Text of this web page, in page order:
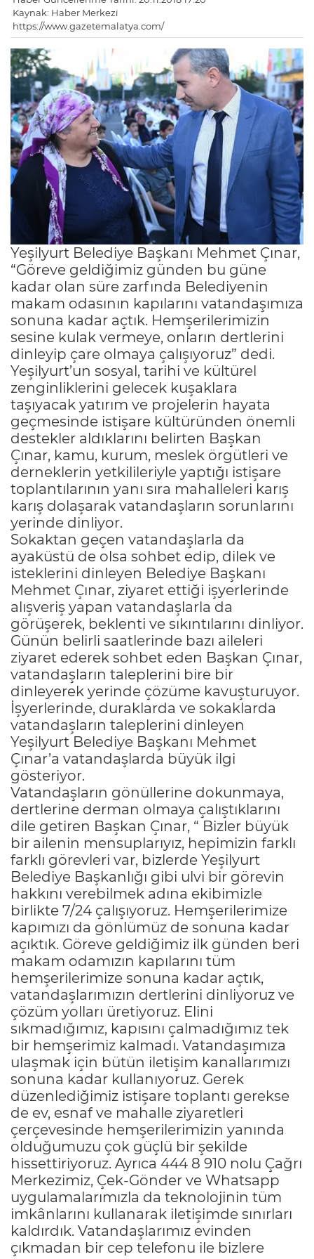
Kaynak: Haber Merkezi
https://www.gazetemalatya.com/
Yeşilyurt Belediye Başkanı Mehmet Çınar,
“Göreve geldiğimiz günden bu güne
kadar olan süre zarfında Belediyenin
makam odasının kapılarını vatandaşımıza
sonuna kadar açtık. Hemşerilerimizin
sesine kulak vermeye, onların dertlerini
dinleyip çare olmaya çalışıyoruz” dedi.
Yeşilyurt’un sosyal, tarihi ve kültürel
zenginliklerini gelecek kuşaklara
taşıyacak yatırım ve projelerin hayata
geçmesinde istişare kültüründen önemli
destekler aldıklarını belirten Başkan
Çınar, kamu, kurum, meslek örgütleri ve
derneklerin yetkilileriyle yaptığı istişare
toplantılarının yanı sıra mahalleleri karış
karış dolaşarak vatandaşların sorunlarını
yerinde dinliyor.
Sokaktan geçen vatandaşlarla da
ayaküstü de olsa sohbet edip, dilek ve
isteklerini dinleyen Belediye Başkanı
Mehmet Çınar, ziyaret ettiği işyerlerinde
alışveriş yapan vatandaşlarla da
görüşerek, beklenti ve sıkıntılarını dinliyor.
Günün belirli saatlerinde bazı aileleri
ziyaret ederek sohbet eden Başkan Çınar,
vatandaşların taleplerini bire bir
dinleyerek yerinde çözüme kavuşturuyor.
İşyerlerinde, duraklarda ve sokaklarda
vatandaşların taleplerini dinleyen
Yeşilyurt Belediye Başkanı Mehmet
Çınar’a vatandaşlarda büyük ilgi
gösteriyor.
Vatandaşların gönüllerine dokunmaya,
dertlerine derman olmaya çalıştıklarını
dile getiren Başkan Çınar, “ Bizler büyük
bir ailenin mensuplarıyız, hepimizin farklı
farklı görevleri var, bizlerde Yeşilyurt
Belediye Başkanlığı gibi ulvi bir görevin
hakkını verebilmek adına ekibimizle
birlikte 7/24 çalışıyoruz. Hemşerilerimize
kapımızı da gönlümüz de sonuna kadar
açıktık. Göreve geldiğimiz ilk günden beri
makam odamızın kapılarını tüm
hemşerilerimize sonuna kadar açtık,
vatandaşlarımızın dertlerini dinliyoruz ve
çözüm yolları üretiyoruz. Elini
sıkmadığımız, kapısını çalmadığımız tek
bir hemşerimiz kalmadı. Vatandaşımıza
ulaşmak için bütün iletişim kanallarımızı
sonuna kadar kullanıyoruz. Gerek
düzenlediğimiz istişare toplantı gerekse
de ev, esnaf ve mahalle ziyaretleri
çerçevesinde hemşerilerimizin yanında
olduğumuzu çok güçlü bir şekilde
hissettiriyoruz. Ayrıca 444 8 910 nolu Çağrı
Merkezimiz, Çek-Gönder ve Whatsapp
uygulamalarımızla da teknolojinin tüm
imkânlarını kullanarak iletişimde sınırları
kaldırdık. Vatandaşlarımız evinden
çıkmadan bir cep telefonu ile bizlere